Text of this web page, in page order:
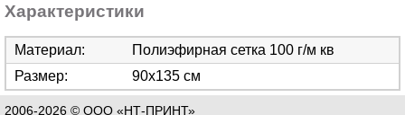
Характеристики
Материал:
Полиэфирная сетка 100 г/м кв
Размер:
90х135 см
2006-2026 © ООО «НТ-ПРИНТ»